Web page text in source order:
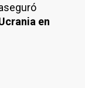
en